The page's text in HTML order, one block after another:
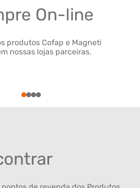
On-line
produtos Cofap e Magneti
nossas lojas parceiras.
1234